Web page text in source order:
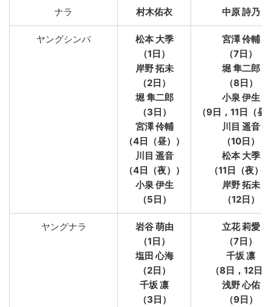
ナラ 村木佑衣 中原 詩乃
ヤングシンバ
松本 大季
（1日）
岸野 拓未
（2日）
堀 隼二郎
（3日）
宮澤 伶輔
（4日（昼））
川目 遥音
（4日（夜））
小泉 伊生
（5日）
宮澤 伶輔
（7日）
堀 隼二郎
（8日）
小泉 伊生
（9日，11日（昼
川目 遥音
（10日）
松本 大季
（11日（夜）
岸野 拓未
（12日）
ヤングナラ
岩谷 萌由
（1日）
塩田 心海
（2日）
千坂 凛
（3日）
立花 莉愛
（7日）
千坂 凛
（8日，12日）
浅野 心佑
（9日）